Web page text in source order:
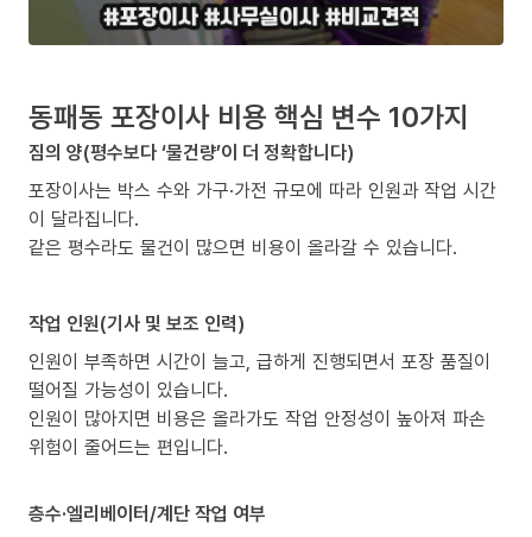
동패동 포장이사 비용 핵심 변수 10가지
짐의 양(평수보다 ‘물건량’이 더 정확합니다)
포장이사는 박스 수와 가구·가전 규모에 따라 인원과 작업 시간
이 달라집니다.
같은 평수라도 물건이 많으면 비용이 올라갈 수 있습니다.
작업 인원(기사 및 보조 인력)
인원이 부족하면 시간이 늘고, 급하게 진행되면서 포장 품질이
떨어질 가능성이 있습니다.
인원이 많아지면 비용은 올라가도 작업 안정성이 높아져 파손
위험이 줄어드는 편입니다.
층수·엘리베이터/계단 작업 여부